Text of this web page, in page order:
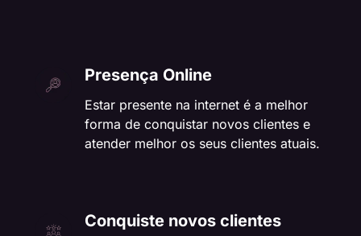
Presença Online
Estar presente na internet é a melhor
forma de conquistar novos clientes e
atender melhor os seus clientes atuais.
Conquiste novos clientes